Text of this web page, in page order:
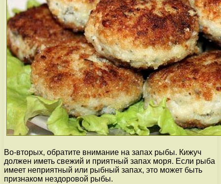
Во-вторых, обратите внимание на запах рыбы. Кижуч
должен иметь свежий и приятный запах моря. Если рыба
имеет неприятный или рыбный запах, это может быть
признаком нездоровой рыбы.